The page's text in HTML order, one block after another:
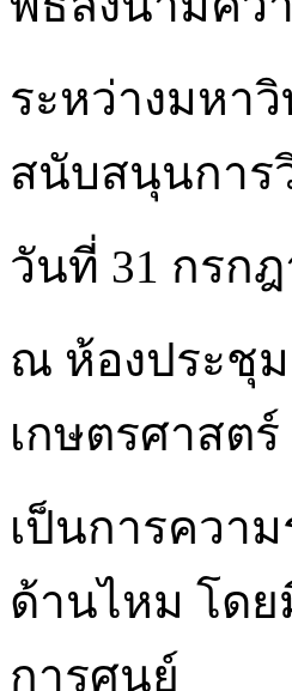
ระหว่างมหา
สนับสนุนการ
วันที่ 31 กรก
ณ ห้องประชุม
เกษตรศาสตร์
เป็นการควา
ด้านไหม โด
การศูนย์